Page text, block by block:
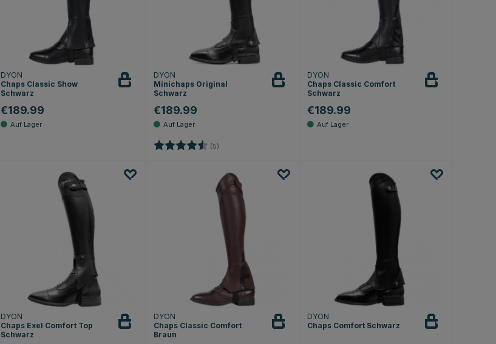
DYON
Chaps Classic Show
Schwarz
€189.99
DYON
Minichaps Original
Schwarz
€189.99
Bewertung: (5)
DYON
Chaps Classic Comfort
Schwarz
€189.99
DYON
Chaps Exel Comfort Top
Schwarz
DYON
Chaps Classic Comfort
Braun
DYON
Chaps Comfort Schwarz